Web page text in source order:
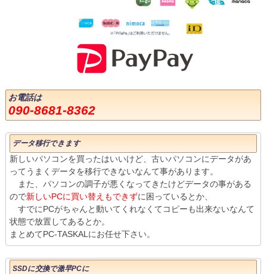
お電話は
090-8681-8362
データ移行できます
新しいパソコンを買ったはいいけど、古いパソコンにデータがあ
ってうまくデータを移行できないなんて事があります。
また、パソコンの調子が悪くなってきたけどデータの事がある
ので新しいPCに買い替えもできずに困っているとか、
すでにPCがちゃんと動いてくれなくてコピーも出来ないなんて
状態で放置してあるとか。
まとめてPC-TASKALにお任せ下さい。
SSDに交換で激早PCに